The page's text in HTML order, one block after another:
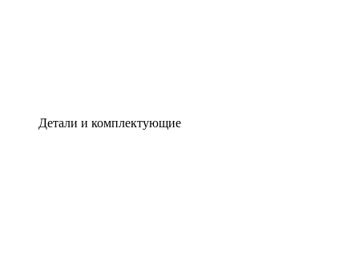
Детали и комплектующие